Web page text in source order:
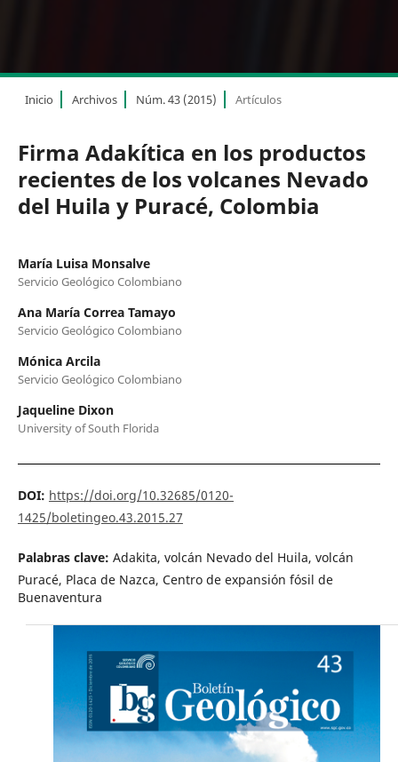
Inicio Archivos Núm. 43 (2015) Artículos
Firma Adakítica en los productos
recientes de los volcanes Nevado
del Huila y Puracé, Colombia
María Luisa Monsalve
Servicio Geológico Colombiano
Ana María Correa Tamayo
Servicio Geológico Colombiano
Mónica Arcila
Servicio Geológico Colombiano
Jaqueline Dixon
University of South Florida
DOI: https://doi.org/10.32685/0120-
1425/boletingeo.43.2015.27
Palabras clave: Adakita, volcán Nevado del Huila, volcán
Puracé, Placa de Nazca, Centro de expansión fósil de
Buenaventura